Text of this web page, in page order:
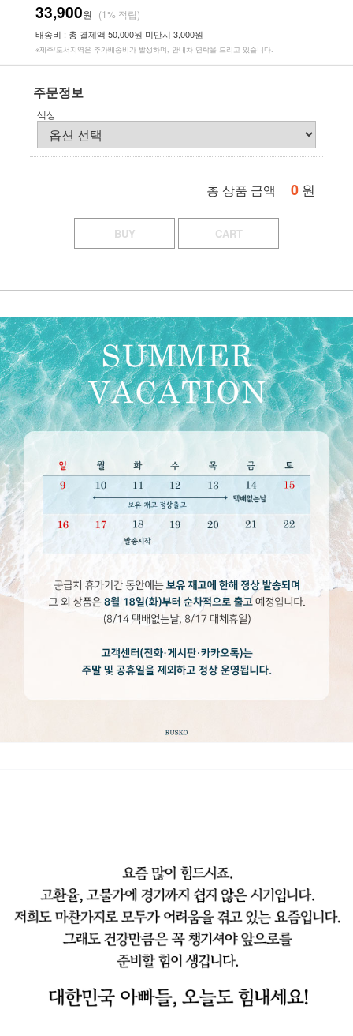
33,900원 (1% 적립)
배송비 : 총 결제액 50,000원 미만시 3,000원
※제주/도서지역은 추가배송비가 발생하며, 안내차 연락을 드리고 있습니다.
주문정보
색상
총 상품 금액 0 원
BUY CART